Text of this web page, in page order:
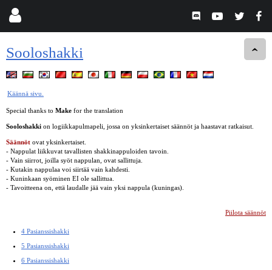
Sooloshakki
Käännä sivu.
Special thanks to Make for the translation
Sooloshakki on logiikkapulmapeli, jossa on yksinkertaiset säännöt ja haastavat ratkaisut.
Säännöt ovat yksinkertaiset.
- Nappulat liikkuvat tavallisten shakkinappuloiden tavoin.
- Vain siirrot, joilla syöt nappulan, ovat sallittuja.
- Kutakin nappulaa voi siirtää vain kahdesti.
- Kuninkaan syöminen EI ole sallittua.
- Tavoitteena on, että laudalle jää vain yksi nappula (kuningas).
Piilota säännöt
4 Pasianssishakki
5 Pasianssishakki
6 Pasianssishakki